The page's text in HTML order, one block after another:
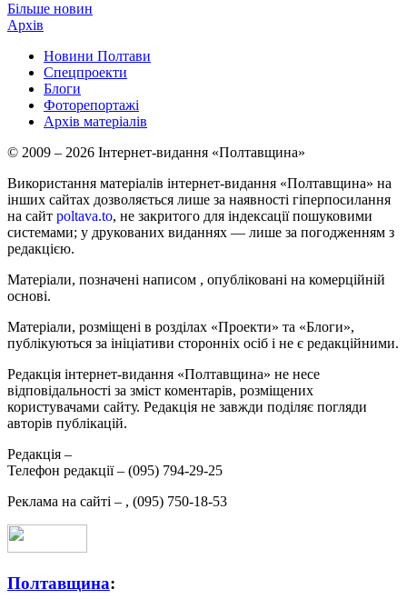
Більше новин
Архів
Новини Полтави
Спецпроекти
Блоги
Фоторепортажі
Архів матеріалів
© 2009 – 2026 Інтернет-видання «Полтавщина»
Використання матеріалів інтернет-видання «Полтавщина» на
інших сайтах дозволяється лише за наявності гіперпосилання
на сайт poltava.to, не закритого для індексації пошуковими
системами; у друкованих виданнях — лише за погодженням з
редакцією.
Матеріали, позначені написом , опубліковані на комерційній
основі.
Матеріали, розміщені в розділах «Проекти» та «Блоги»,
публікуються за ініціативи сторонніх осіб і не є редакційними.
Редакція інтернет-видання «Полтавщина» не несе
відповідальності за зміст коментарів, розміщених
користувачами сайту. Редакція не завжди поділяє погляди
авторів публікацій.
Редакція –
Телефон редакції – (095) 794-29-25
Реклама на сайті – , (095) 750-18-53
Полтавщина: